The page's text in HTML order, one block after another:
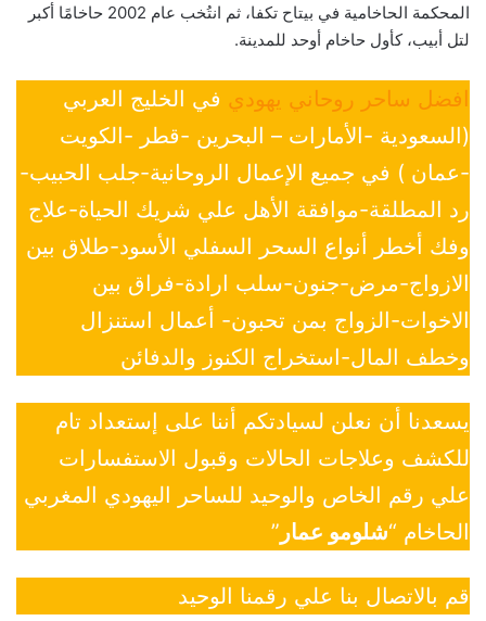
المحكمة الحاخامية في بيتاح تكفا، ثم انتُخب عام 2002 حاخامًا أكبر
لتل أبيب، كأول حاخام أوحد للمدينة.
افضل ساحر روحاني يهودي في الخليج العربي
(السعودية -الأمارات – البحرين -قطر -الكويت
-عمان ) في جميع الإعمال الروحانية-جلب الحبيب-
رد المطلقة-موافقة الأهل علي شريك الحياة-علاج
وفك أخطر أنواع السحر السفلي الأسود-طلاق بين
الازواج-مرض-جنون-سلب ارادة-فراق بين
الاخوات-الزواج بمن تحبون- أعمال استنزال
وخطف المال-استخراج الكنوز والدفائن
يسعدنا أن نعلن لسيادتكم أننا على إستعداد تام
للكشف وعلاجات الحالات وقبول الاستفسارات
علي رقم الخاص والوحيد للساحر اليهودي المغربي
الحاخام “شلومو عمار ”
قم بالاتصال بنا علي رقمنا الوحيد